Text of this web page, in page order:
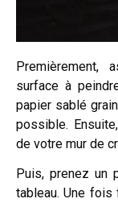
Premièrement,
surface à
papier sablé
possible.
de votre mur de
Puis, prenez un
tableau. Une